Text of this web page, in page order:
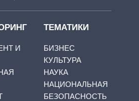
И
ТЕМАТИКИ
БИЗНЕС
КУЛЬТУРА
НАУКА
НАЦИОНАЛЬНАЯ
БЕЗОПАСНОСТЬ